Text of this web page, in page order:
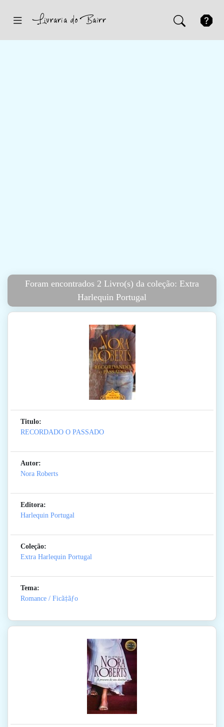
Foram encontrados 2 Livro(s) da coleção: Extra
Harlequin Portugal
Titulo:
RECORDADO O PASSADO
Autor:
Nora Roberts
Editora:
Harlequin Portugal
Coleção:
Extra Harlequin Portugal
Tema:
Romance / Ficã‡ãƒo